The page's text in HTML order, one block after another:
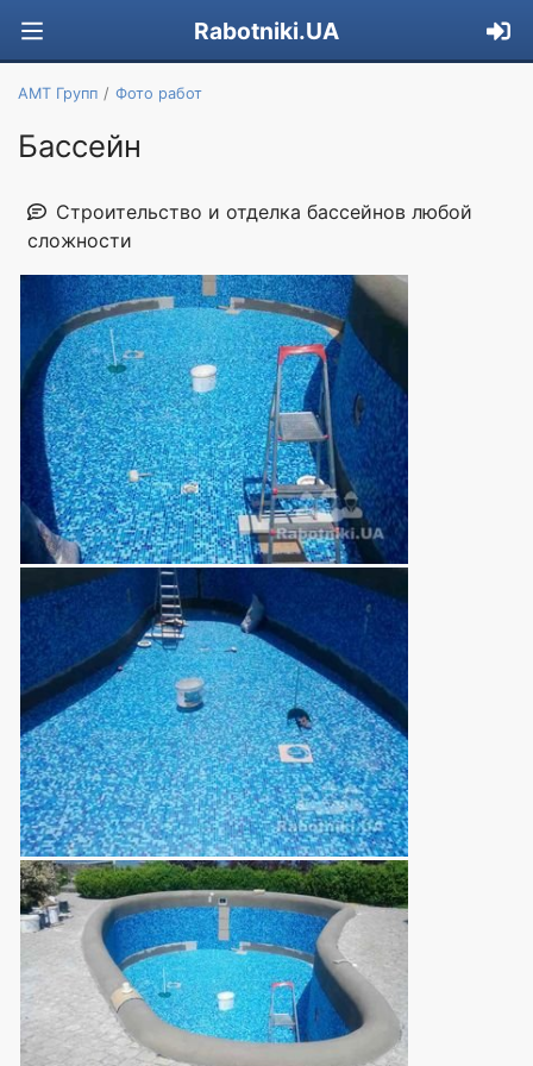
Rabotniki.UA
АМТ Групп Фото работ
Бассейн
Строительство и отделка бассейнов любой
сложности